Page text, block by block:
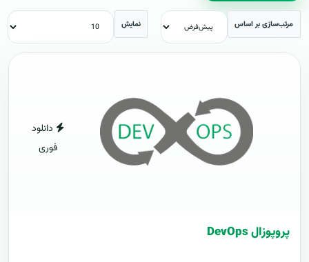
مرتب‌سازی بر اساس نمایش
دانلود
فوری
پروپوزال DevOps